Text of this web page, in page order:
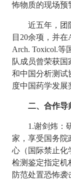
怖物质的现场预
近五年，团
目 20余项，并在
Arch. Toxicol.等
队成员曾荣获
和中国分析测试
度中国药学发展
二、合作导
1.谢剑炜：
家，享受国务院
心（国际禁止化
检测鉴定指定机
防范处置恐怖袭